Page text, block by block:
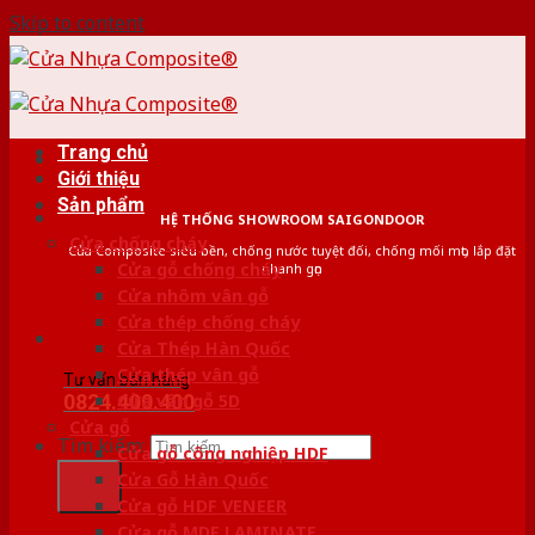
Skip to content
HỆ THỐNG SHOWROOM SAIGONDOOR
Cửa Composite siêu bền, chống nước tuyệt đối, chống mối mọt, lắp đặt
nhanh gọn
Tư vấn bán hàng
0824.400.400
Tìm kiếm:
Trang chủ
Giới thiệu
Sản phẩm
Cửa chống cháy
Cửa gỗ chống cháy
Cửa nhôm vân gỗ
Cửa thép chống cháy
Cửa Thép Hàn Quốc
Cửa thép vân gỗ
Cửa vân gỗ 5D
Cửa gỗ
Cửa gỗ công nghiệp HDF
Cửa Gỗ Hàn Quốc
Cửa gỗ HDF VENEER